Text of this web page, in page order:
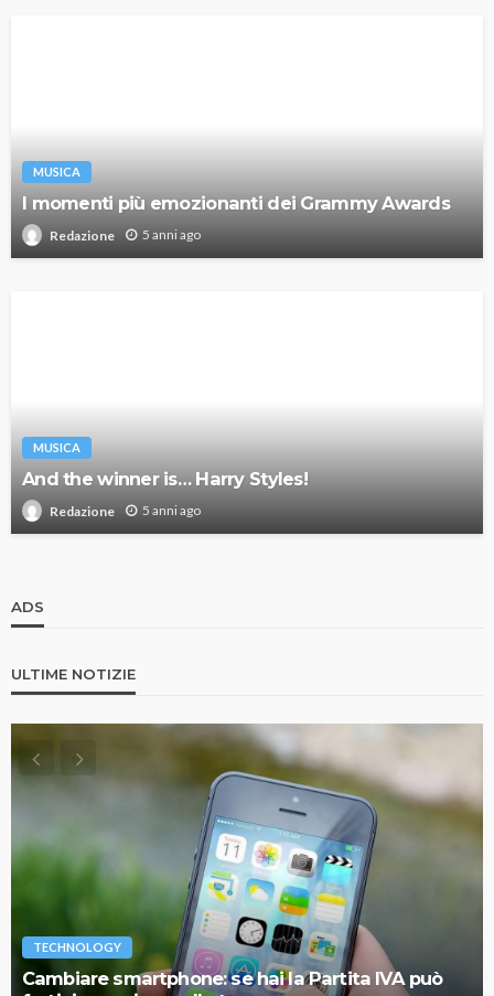
MUSICA
I momenti più emozionanti dei Grammy Awards
Redazione 5 anni ago
MUSICA
And the winner is… Harry Styles!
Redazione 5 anni ago
ADS
ULTIME NOTIZIE
TECHNOLOGY
Cambiare smartphone: se hai la Partita IVA può